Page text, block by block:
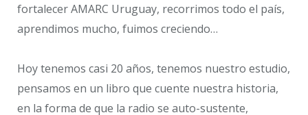
fortalecer AMARC Uruguay, recorrimos todo el país,
aprendimos mucho, fuimos creciendo…
Hoy tenemos casi 20 años, tenemos nuestro estudio,
pensamos en un libro que cuente nuestra historia,
en la forma de que la radio se auto-sustente,